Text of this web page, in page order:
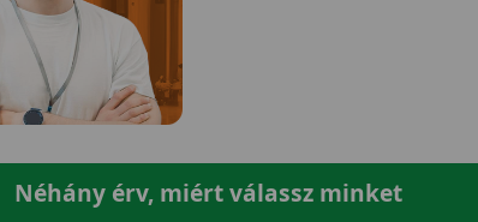
Néhány érv, miért válassz minket